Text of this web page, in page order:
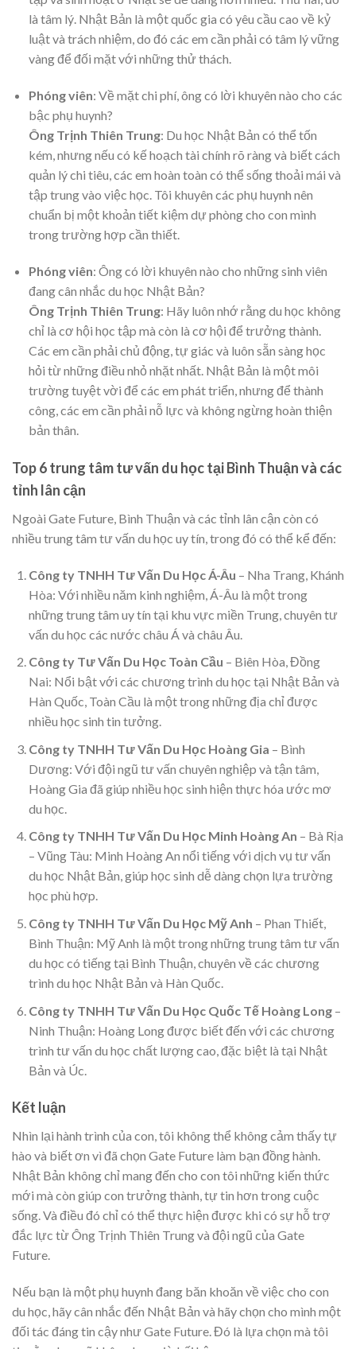
là tâm lý. Nhật Bản là một quốc gia có yêu cầu cao về kỷ
luật và trách nhiệm, do đó các em cần phải có tâm lý vững
vàng để đối mặt với những thử thách.
Phóng viên: Về mặt chi phí, ông có lời khuyên nào cho các
bậc phụ huynh?
Ông Trịnh Thiên Trung: Du học Nhật Bản có thể tốn
kém, nhưng nếu có kế hoạch tài chính rõ ràng và biết cách
quản lý chi tiêu, các em hoàn toàn có thể sống thoải mái và
tập trung vào việc học. Tôi khuyên các phụ huynh nên
chuẩn bị một khoản tiết kiệm dự phòng cho con mình
trong trường hợp cần thiết.
Phóng viên: Ông có lời khuyên nào cho những sinh viên
đang cân nhắc du học Nhật Bản?
Ông Trịnh Thiên Trung: Hãy luôn nhớ rằng du học không
chỉ là cơ hội học tập mà còn là cơ hội để trưởng thành.
Các em cần phải chủ động, tự giác và luôn sẵn sàng học
hỏi từ những điều nhỏ nhặt nhất. Nhật Bản là một môi
trường tuyệt vời để các em phát triển, nhưng để thành
công, các em cần phải nỗ lực và không ngừng hoàn thiện
bản thân.
Top 6 trung tâm tư vấn du học tại Bình Thuận và các
tỉnh lân cận
Ngoài Gate Future, Bình Thuận và các tỉnh lân cận còn có
nhiều trung tâm tư vấn du học uy tín, trong đó có thể kể đến:
Công ty TNHH Tư Vấn Du Học Á-Âu – Nha Trang, Khánh
Hòa: Với nhiều năm kinh nghiệm, Á-Âu là một trong
những trung tâm uy tín tại khu vực miền Trung, chuyên tư
vấn du học các nước châu Á và châu Âu.
Công ty Tư Vấn Du Học Toàn Cầu – Biên Hòa, Đồng
Nai: Nổi bật với các chương trình du học tại Nhật Bản và
Hàn Quốc, Toàn Cầu là một trong những địa chỉ được
nhiều học sinh tin tưởng.
Công ty TNHH Tư Vấn Du Học Hoàng Gia – Bình
Dương: Với đội ngũ tư vấn chuyên nghiệp và tận tâm,
Hoàng Gia đã giúp nhiều học sinh hiện thực hóa ước mơ
du học.
Công ty TNHH Tư Vấn Du Học Minh Hoàng An – Bà Rịa
– Vũng Tàu: Minh Hoàng An nổi tiếng với dịch vụ tư vấn
du học Nhật Bản, giúp học sinh dễ dàng chọn lựa trường
học phù hợp.
Công ty TNHH Tư Vấn Du Học Mỹ Anh – Phan Thiết,
Bình Thuận: Mỹ Anh là một trong những trung tâm tư vấn
du học có tiếng tại Bình Thuận, chuyên về các chương
trình du học Nhật Bản và Hàn Quốc.
Công ty TNHH Tư Vấn Du Học Quốc Tế Hoàng Long–
Ninh Thuận: Hoàng Long được biết đến với các chương
trình tư vấn du học chất lượng cao, đặc biệt là tại Nhật
Bản và Úc.
Kết luận
Nhìn lại hành trình của con, tôi không thể không cảm thấy tự
hào và biết ơn vì đã chọn Gate Future làm bạn đồng hành.
Nhật Bản không chỉ mang đến cho con tôi những kiến thức
mới mà còn giúp con trưởng thành, tự tin hơn trong cuộc
sống. Và điều đó chỉ có thể thực hiện được khi có sự hỗ trợ
đắc lực từ Ông Trịnh Thiên Trung và đội ngũ của Gate
Future.
Nếu bạn là một phụ huynh đang băn khoăn về việc cho con
du học, hãy cân nhắc đến Nhật Bản và hãy chọn cho mình một
đối tác đáng tin cậy như Gate Future. Đó là lựa chọn mà tôi